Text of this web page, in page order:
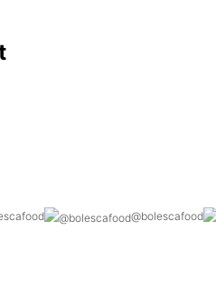
@bolescafood